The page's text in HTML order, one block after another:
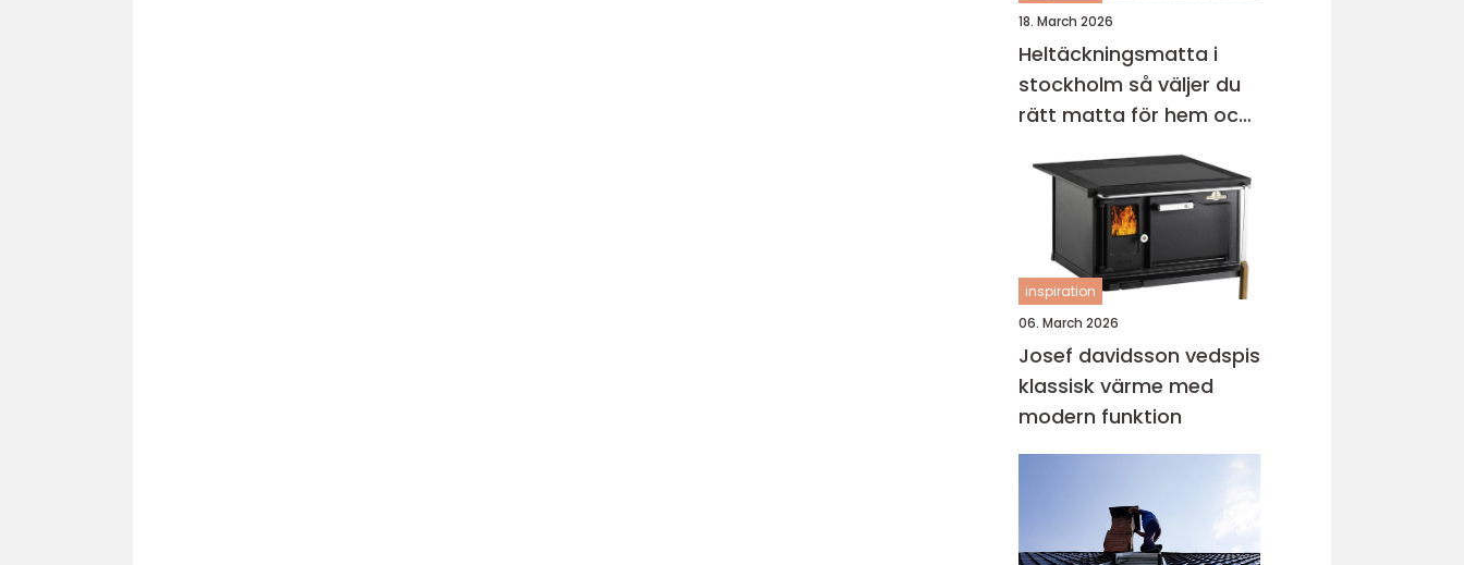
18. March 2026
Heltäckningsmatta i
stockholm så väljer du
rätt matta för hem och
inspiration
06. March 2026
Josef davidsson vedspis
klassisk värme med
modern funktion